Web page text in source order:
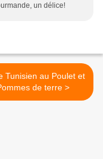
un délice!
Tunisien au Poulet et
Pommes de terre >